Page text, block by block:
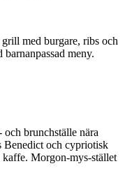
med burgare, ribs och
barnanpassad meny.
brunchställe nära
Benedict och cypriotisk
Morgon-mys-stället